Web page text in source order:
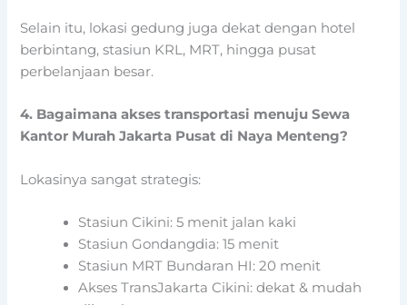
Selain itu, lokasi gedung juga dekat dengan hotel
berbintang, stasiun KRL, MRT, hingga pusat
perbelanjaan besar.
4. Bagaimana akses transportasi menuju Sewa
Kantor Murah Jakarta Pusat di Naya Menteng?
Lokasinya sangat strategis:
Stasiun Cikini: 5 menit jalan kaki
Stasiun Gondangdia: 15 menit
Stasiun MRT Bundaran HI: 20 menit
Akses TransJakarta Cikini: dekat & mudah